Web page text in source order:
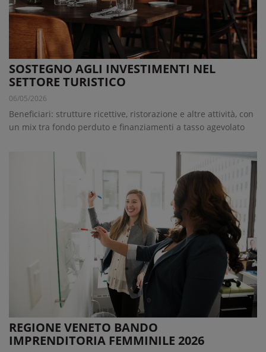
SOSTEGNO AGLI INVESTIMENTI NEL
SETTORE TURISTICO
06/05/2026
Beneficiari: strutture ricettive, ristorazione e altre attività, con
un mix tra fondo perduto e finanziamenti a tasso agevolato
REGIONE VENETO BANDO
IMPRENDITORIA FEMMINILE 2026